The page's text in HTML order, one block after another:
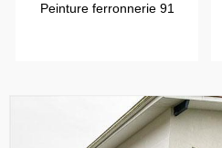
Peinture ferronnerie 91